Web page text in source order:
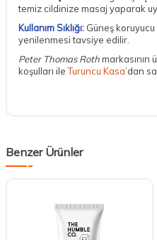
temiz cildinize masaj yaparak
Kullanım Sıklığı: Güneş
yenilenmesi tavsiye edilir.
Peter Thomas Rothmarkasının
koşulları ileTuruncu Kasa’dan
Benzer Ürünler